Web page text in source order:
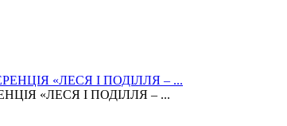
«ЛЕСЯ І ПОДІЛЛЯ – ...